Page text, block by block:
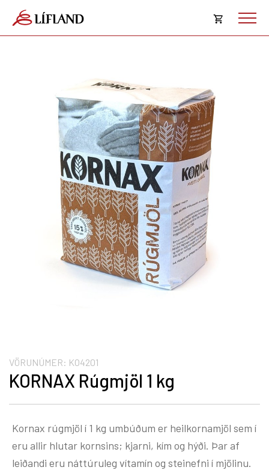
Opna
Karfan er tóm.
VÖRUNÚMER: KO4201
KORNAX Rúgmjöl 1 kg
Kornax rúgmjöl í 1 kg umbúðum er heilkornamjöl sem í
eru allir hlutar kornsins; kjarni, kím og hýði. Þar af
leiðandi eru náttúruleg vítamín og steinefni í mjölinu.